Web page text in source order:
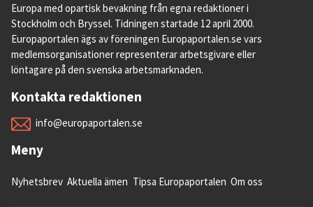
Europa med opartisk bevakning från egna redaktioner i
Stockholm och Bryssel. Tidningen startade 12 april 2000.
Europaportalen ägs av föreningen Europaportalen.se vars
medlemsorganisationer representerar arbetsgivare eller
löntagare på den svenska arbetsmarknaden.
Kontakta redaktionen
info@europaportalen.se
Meny
Nyhetsbrev Aktuella ämen Tipsa Europaportalen Om oss